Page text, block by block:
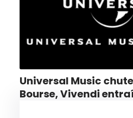
Universal Music
Bourse, Vivendi